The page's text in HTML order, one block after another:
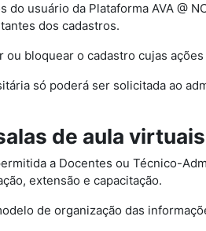
do usuário da Plataforma AVA
dos cadastros.
bloquear o cadastro cujas
só poderá ser solicitada ao
de aula virtuais
a Docentes ou Técnico-
extensão e capacitação.
de organização das